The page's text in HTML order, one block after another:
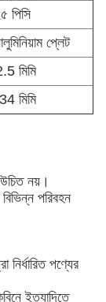
পিসি
প্লেট
মিমি
মিমি
নয়।
পরিবহন
নির্ধারিত পণ্যের
ইত্যাদিতে